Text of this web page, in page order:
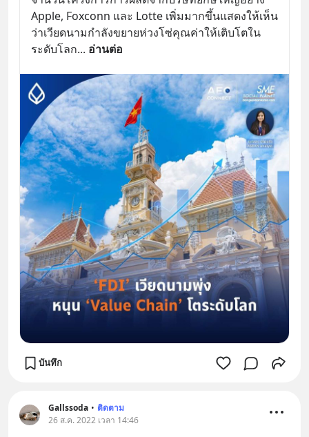
Apple, Foxconn และ Lotte เพิ่มมากขึ้นแสดงให้เห็น
ว่าเวียดนามกำลังขยายห่วงโซ่คุณค่าให้เติบโตใน
ระดับโลก... อ่านต่อ
บันทึก
Gallssoda • ติดตาม
26 ส.ค. 2022 เวลา 14:46